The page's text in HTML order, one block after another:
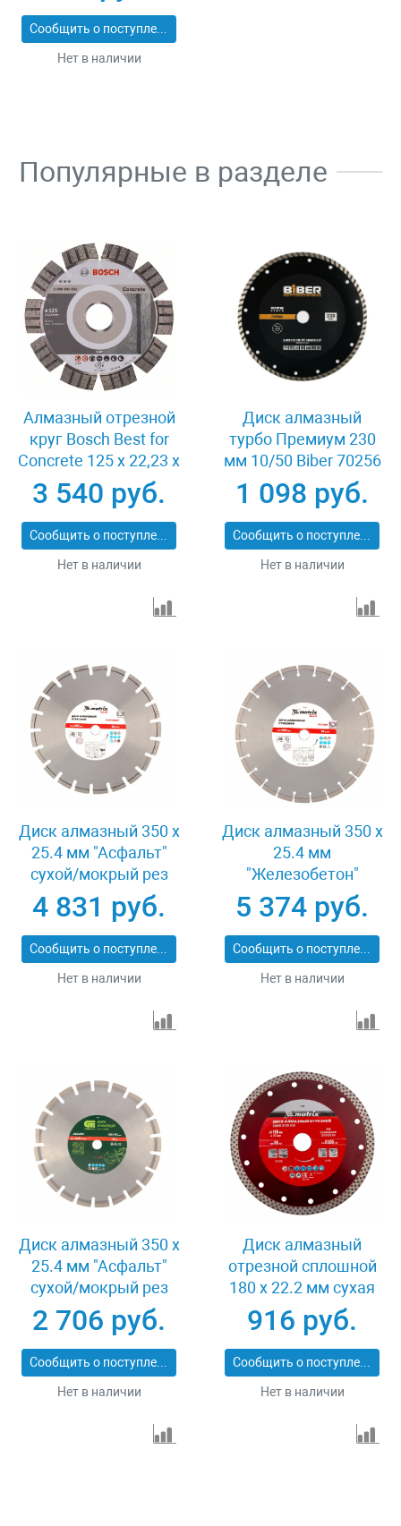
Сообщить о поступлении
Нет в наличии
Популярные в разделе
Алмазный отрезной
круг Bosch Best for
Concrete 125 x 22,23 x
2,2 x 12 mm
3 540 руб.
Сообщить о поступлении
Нет в наличии
Диск алмазный
турбо Премиум 230
мм 10/50 Biber 70256
1 098 руб.
Сообщить о поступлении
Нет в наличии
Диск алмазный 350 х
25.4 мм "Асфальт"
сухой/мокрый рез
Pro Matrix 731073
4 831 руб.
Сообщить о поступлении
Нет в наличии
Диск алмазный 350 х
25.4 мм
"Железобетон"
сухой/мокрый рез
Pro Matrix 731103
5 374 руб.
Сообщить о поступлении
Нет в наличии
Диск алмазный 350 х
25.4 мм "Асфальт"
сухой/мокрый рез
Сибртех 731013
2 706 руб.
Сообщить о поступлении
Нет в наличии
Диск алмазный
отрезной сплошной
180 х 22.2 мм сухая
резка Matrix
Professional 73128
916 руб.
Сообщить о поступлении
Нет в наличии